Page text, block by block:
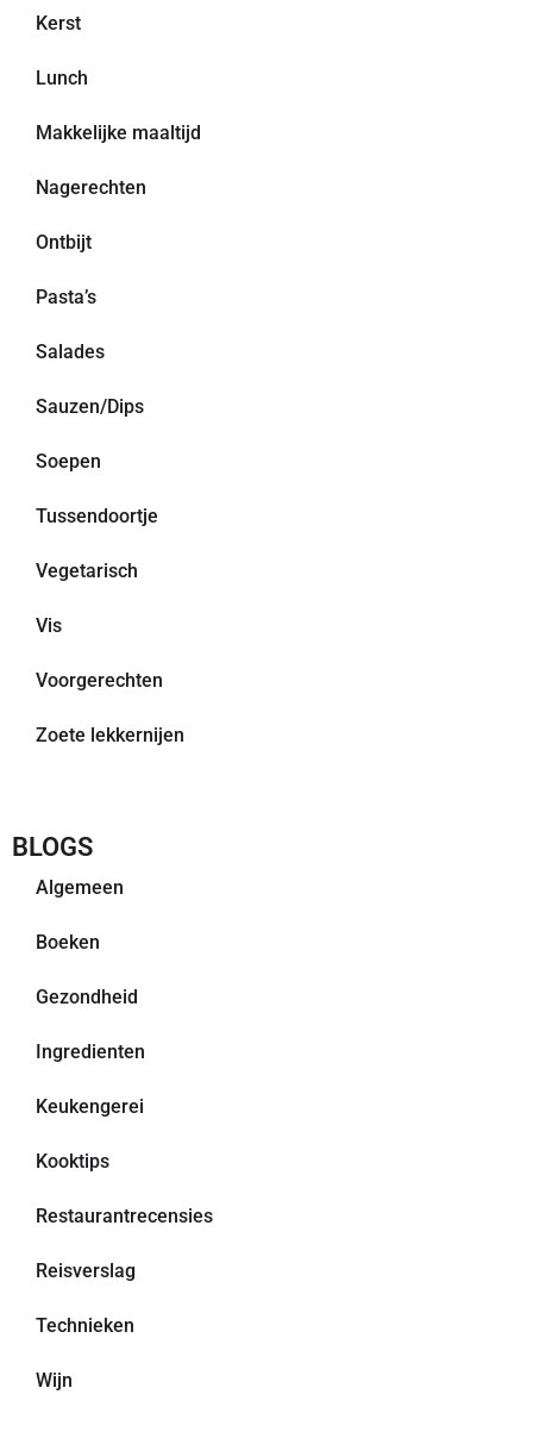
Kerst
Lunch
Makkelijke maaltijd
Nagerechten
Ontbijt
Pasta’s
Salades
Sauzen/Dips
Soepen
Tussendoortje
Vegetarisch
Vis
Voorgerechten
Zoete lekkernijen
BLOGS
Algemeen
Boeken
Gezondheid
Ingredienten
Keukengerei
Kooktips
Restaurantrecensies
Reisverslag
Technieken
Wijn